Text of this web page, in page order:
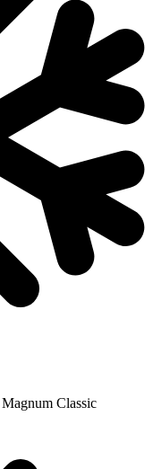
Classic